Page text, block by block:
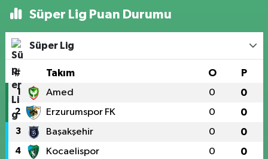
Süper Lig Puan Durumu
Süper Lig
# Takım O P
1 Amed 0 0
2 Erzurumspor FK 0 0
3 Başakşehir 0 0
4 Kocaelispor 0 0